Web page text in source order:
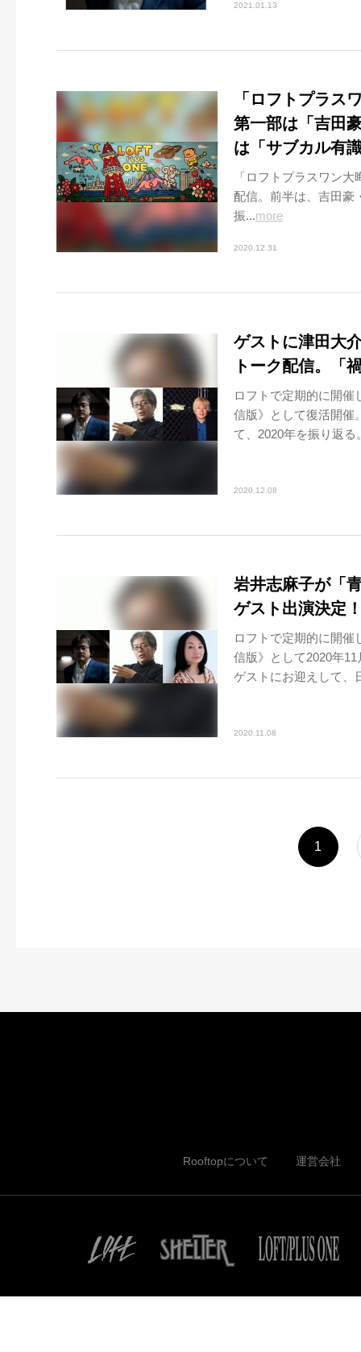
2021.01.13
「ロフトプラス
第一部は「吉田
は「サブカル有
「ロフトプラスワン
配信。前半は、吉田豪
振...more
2020.12.31
ゲストに津田大
トーク配信。「
ロフトで定期的に開
信版》として復活開催
て、2020年を振り返
2020.12.08
岩井志麻子が「
ゲスト出演決定
ロフトで定期的に開
信版》として2020年
ゲストにお迎えして、
2020.11.08
1
Rooftopについて 運営会社